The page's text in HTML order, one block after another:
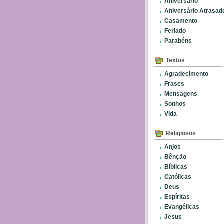
Aniversário
Casamento
Feriado
Parabéns
Textos
Agradecimento
Frases
Mensagens
Sonhos
Vida
Religiosos
Anjos
Bênção
Bíblicas
Católicas
Deus
Espíritas
Evangélicas
Jesus